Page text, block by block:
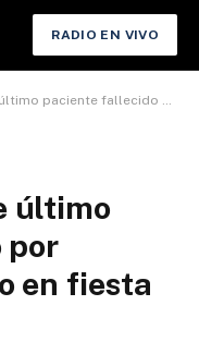
RADIO EN VIVO
por coronavirus estuvo en fiesta de Santiváñez
último
por
en fiesta